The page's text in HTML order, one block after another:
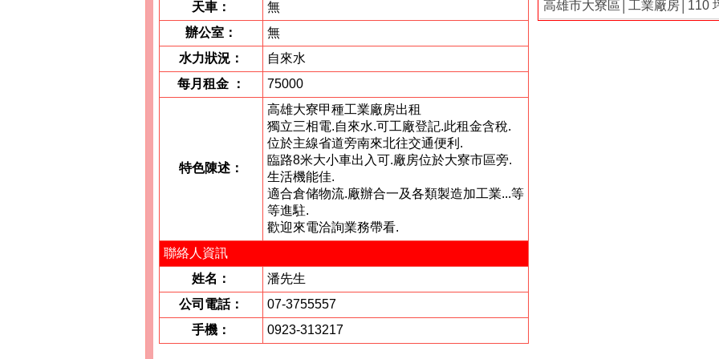
天車：
無
辦公室：
無
水力狀況：
自來水
每月租金 ： 75000
特色陳述：
高雄大寮甲種工業廠房出租
獨立三相電.自來水.可工廠登記.此租金含稅.
位於主線省道旁南來北往交通便利.
臨路8米大小車出入可.廠房位於大寮市區旁.
生活機能佳.
適合倉储物流.廠辦合一及各類製造加工業...等
等進駐.
歡迎來電洽詢業務帶看.
聯絡人資訊
姓名：
潘先生
公司電話：
07-3755557
手機：
0923-313217
高雄市大寮區│工業廠房│110